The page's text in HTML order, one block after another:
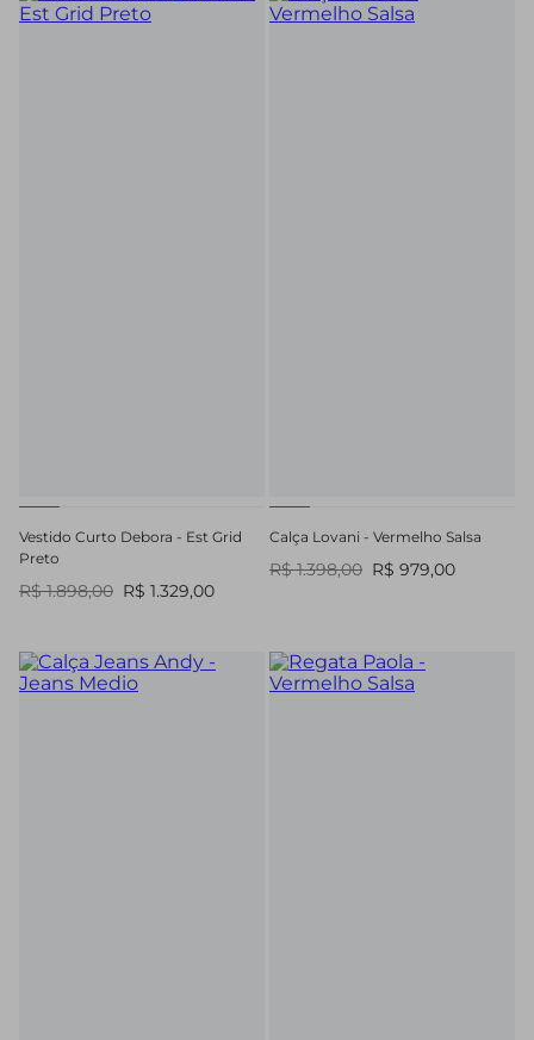
Vestido Curto Debora - Est Grid
Preto
R$ 1.898,00 R$ 1.329,00
Calça Lovani - Vermelho Salsa
R$ 1.398,00 R$ 979,00